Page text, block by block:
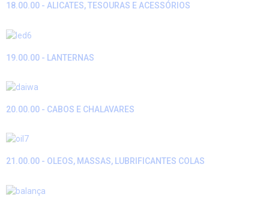
18.00.00 - ALICATES, TESOURAS E ACESSÓRIOS
19.00.00 - LANTERNAS
20.00.00 - CABOS E CHALAVARES
21.00.00 - OLEOS, MASSAS, LUBRIFICANTES COLAS